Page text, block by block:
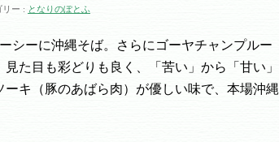
リー : となりのぽとふ
シーに沖縄そば。さらにゴーヤチャンプルー
た目も彩どりも良く、「苦い」から「甘い」
キ（豚のあばら肉）が優しい味で、本場沖縄